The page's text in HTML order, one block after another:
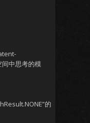
中思考的模
的